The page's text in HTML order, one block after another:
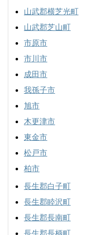
山武郡横芝光町
山武郡芝山町
市原市
市川市
成田市
我孫子市
旭市
木更津市
東金市
松戸市
柏市
長生郡白子町
長生郡睦沢町
長生郡長南町
長生郡長柄町